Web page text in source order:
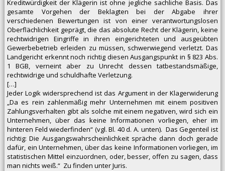
Kreditwürdigkeit der Klägerin ist ohne jegliche sachliche Basis. Das
gesamte Vorgehen der Beklagten bei der Abgabe ihrer
verschiedenen Bewertungen ist von einer verantwortungslosen
Oberflächlichkeit geprägt, die das absolute Recht der Klägerin, keine
rechtwidrigen Eingriffe in ihren eingerichteten und ausgeübten
Gewerbebetrieb erleiden zu müssen, schwerwiegend verletzt. Das
Landgericht erkennt noch richtig diesen Ausgangspunkt in § 823 Abs.
1 BGB, verneint aber zu Unrecht dessen tatbestandsmäßige,
rechtwidrige und schuldhafte Verletzung.
[…]
Jeder Logik widersprechend ist das Argument in der Klagerwiderung
„Da es rein zahlenmäßig mehr Unternehmen mit einem positiven
Zahlungsverhalten gibt als solche mit einem negativen, wird sich ein
Unternehmen, über das keine Informationen vorliegen, eher im
hinteren Feld wiederfinden“ (vgl. Bl. 40 d. A. unten). Das Gegenteil ist
richtig: Die Ausgangswahrscheinlichkeit spräche dann doch gerade
dafür, ein Unternehmen, über das keine Informationen vorliegen, im
statistischen Mittel einzuordnen, oder, besser, offen zu sagen, dass
man nichts weiß.“ Zu finden unter Juris.